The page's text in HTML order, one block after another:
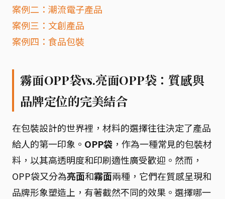
案例二：潮流電子產品
案例三：文創產品
案例四：食品包裝
霧面OPP袋vs.亮面OPP袋：質感與
品牌定位的完美結合
在包裝設計的世界裡，材料的選擇往往決定了產品
給人的第一印象。 OPP袋 ，作為一種常見的包裝材
料，以其高透明度和印刷適性廣受歡迎。然而，
OPP袋又分為亮面和霧面兩種，它們在質感呈現和
品牌形象塑造上，有著截然不同的效果。選擇哪一